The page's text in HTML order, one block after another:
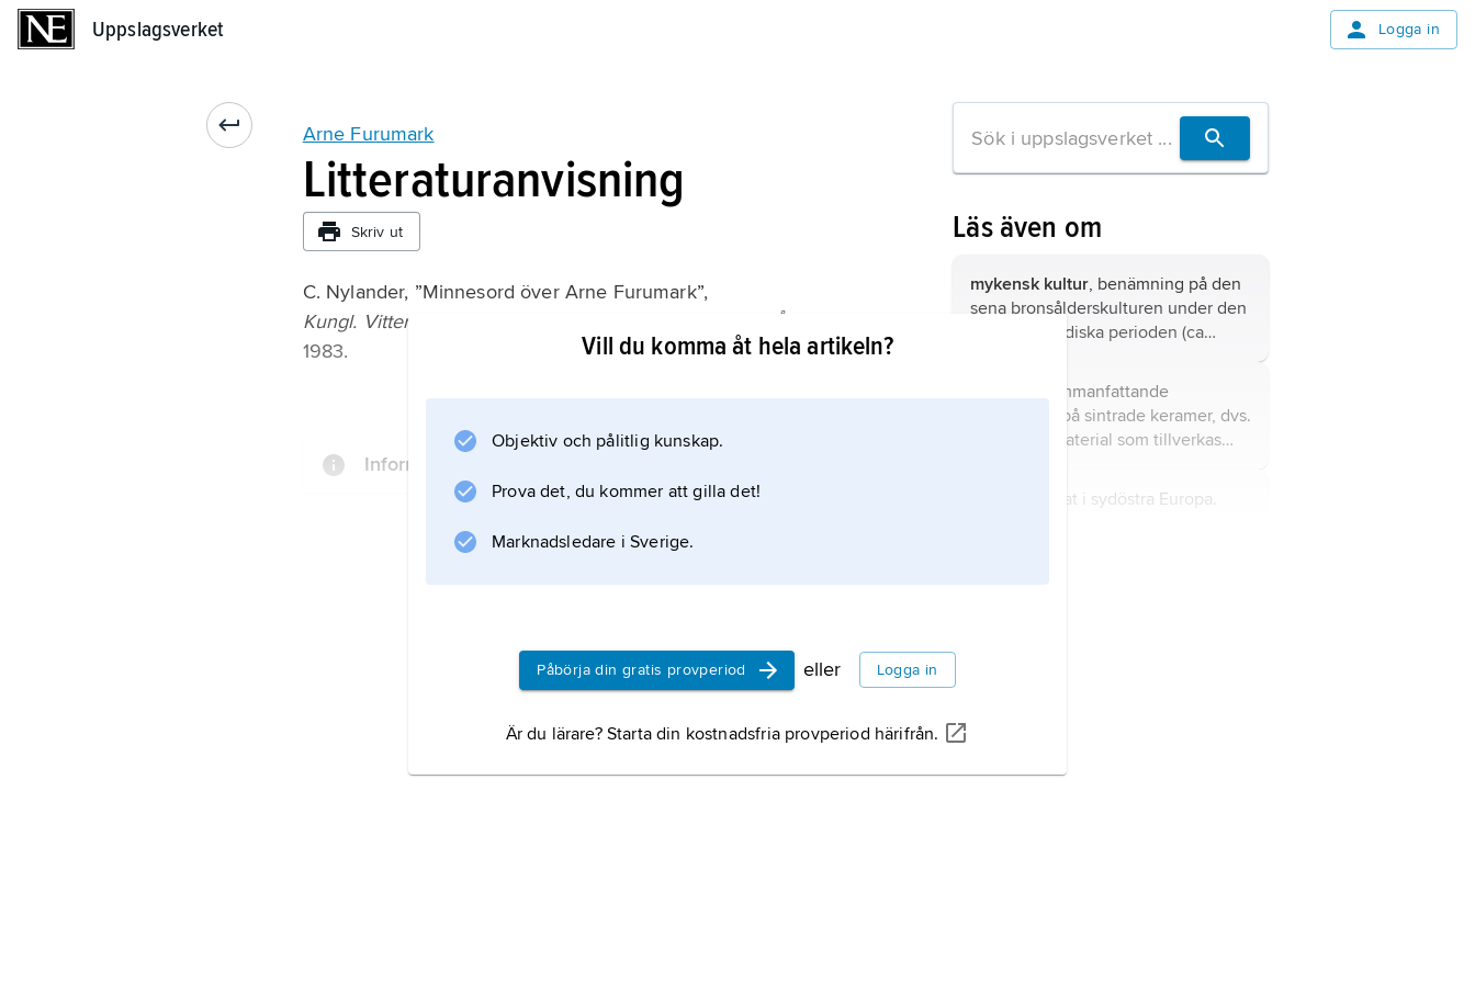
Uppslagsverket Logga in
Arne Furumark
Litteraturanvisning
Skriv ut
C. Nylander, ”Minnesord över Arne Furumark”,
Kungl. Vitterhets Historie och Antikvitets Akademiens Årsbok
1983.
Information om artikeln
Vill du komma åt hela artikeln?
Objektiv och pålitlig kunskap.
Prova det, du kommer att gilla det!
Marknadsledare i Sverige.
Påbörja din gratis provperiod eller Logga in
Är du lärare? Starta din kostnadsfria provperiod härifrån.
Läs även om
mykensk kultur, benämning på den
sena bronsålderskulturen under den
s.k. senhelladiska perioden (ca
centrala fastland med närbelägna
öar samt på Peloponnesos.
, sammanfattande
benämning på sintrade keramer, dvs.
keramiska material som tillverkas
råmaterialpulver och olika tillsatser
formas, varefter den porösa
stat i sydöstra Europa.